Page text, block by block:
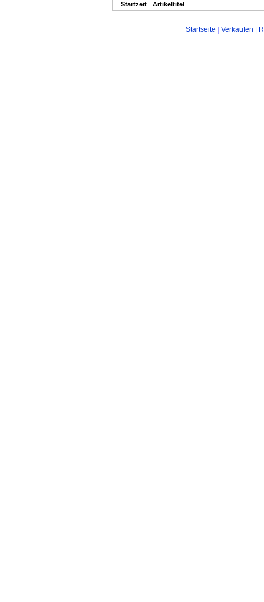
Startzeit Artikeltitel
Startseite Verkaufen